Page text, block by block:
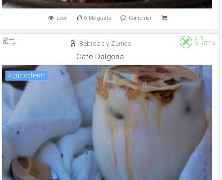
Leer 0 Me gusta Comentar
Bebidas y Zumos
SIN
GLUTEN
Cafe Dalgona
agua caliente